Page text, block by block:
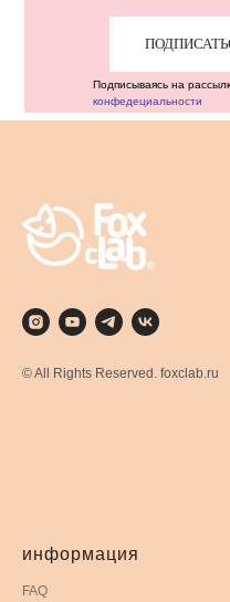
Подписываясь на
конфедециальности
© All Rights Reserved. foxclab.ru
информация
FAQ